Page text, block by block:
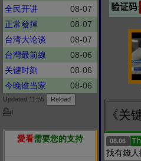
全民开讲
08-07
正常發揮
08-07
台湾大论谈
08-07
台灣最前線
08-06
关键时刻
08-06
今晚谁当家
08-06
Updated:11:55
💁ℹ
愛看需要您的支持
《关
08.06
找有錢